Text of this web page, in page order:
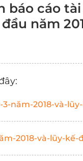
báo cáo
năm
năm-2018-và-
2018-và-lũy-kế-